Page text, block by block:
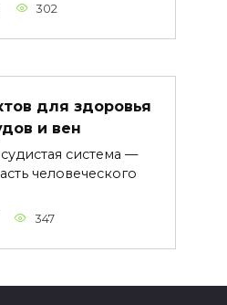
302
для здоровья
и вен
система —
человеческого
347